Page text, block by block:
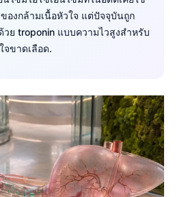
องกล้ามเนื้อหัวใจ แต่ปัจจุบันถูก
ย troponin แบบความไวสูงสำหรับ
จขาดเลือด.